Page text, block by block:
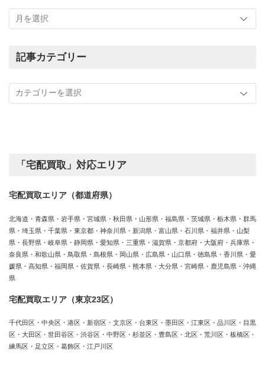
ま
の
績
記事カテゴリー
カ
「宅配買取」対応エリア
宅配買取エリア（都道府県）
北海道・青森県・岩手県・宮城県・秋田県・山形県・福島県・茨城県・栃木県・群馬
県・埼玉県・千葉県・東京都・神奈川県・新潟県・富山県・石川県・福井県・山梨
県・長野県・岐阜県・静岡県・愛知県・三重県・滋賀県・京都府・大阪府・兵庫県・
奈良県・和歌山県・鳥取県・島根県・岡山県・広島県・山口県・徳島県・香川県・愛
媛県・高知県・福岡県・佐賀県・長崎県・熊本県・大分県・宮崎県・鹿児島県・沖縄
県
宅配買取エリア（東京23区）
千代田区・中央区・港区・新宿区・文京区・台東区・墨田区・江東区・品川区・目黒
区・大田区・世田谷区・渋谷区・中野区・杉並区・豊島区・北区・荒川区・板橋区・
練馬区・足立区・葛飾区・江戸川区